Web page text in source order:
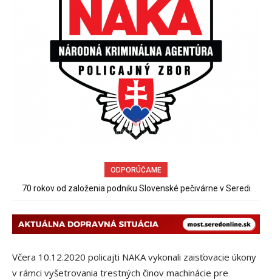
ODPORÚČAME
Sereď niekedy bola mestom s výborným napojením na
Včera 10.12.2020 policajti NAKA vykonali zaisťovacie úkony
v rámci vyšetrovania trestných činov machinácie pre